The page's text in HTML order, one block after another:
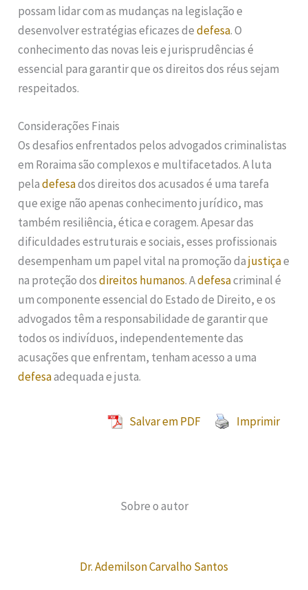
possam lidar com as mudanças na legislação e
desenvolver estratégias eficazes dedefesa. O
conhecimento das novas leis e jurisprudências é
essencial para garantir que os direitos dos réus sejam
respeitados.
Considerações Finais
Os desafios enfrentados pelos advogados criminalistas
em Roraima são complexos e multifacetados. A luta
peladefesados direitos dos acusados é uma tarefa
que exige não apenas conhecimento jurídico, mas
também resiliência, ética e coragem. Apesar das
dificuldades estruturais e sociais, esses profissionais
desempenham um papel vital na promoção dajustiçae
na proteção dosdireitos humanos. Adefesacriminal é
um componente essencial do Estado de Direito, e os
advogados têm a responsabilidade de garantir que
todos os indivíduos, independentemente das
acusações que enfrentam, tenham acesso a uma
defesaadequada e justa.
Salvar em PDF Imprimir
Sobre o autor
Dr. Ademilson Carvalho Santos